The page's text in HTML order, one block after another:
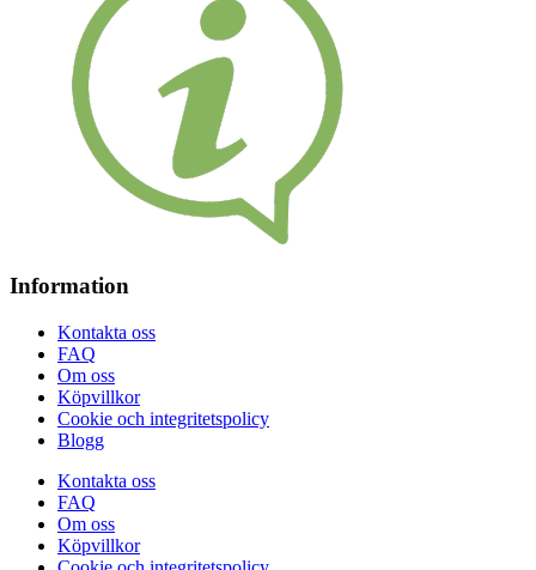
Information
Kontakta oss
FAQ
Om oss
Köpvillkor
Cookie och integritetspolicy
Blogg
Kontakta oss
FAQ
Om oss
Köpvillkor